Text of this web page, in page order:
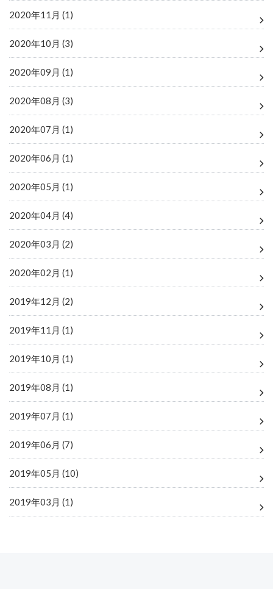
2020年11月 (1)
2020年10月 (3)
2020年09月 (1)
2020年08月 (3)
2020年07月 (1)
2020年06月 (1)
2020年05月 (1)
2020年04月 (4)
2020年03月 (2)
2020年02月 (1)
2019年12月 (2)
2019年11月 (1)
2019年10月 (1)
2019年08月 (1)
2019年07月 (1)
2019年06月 (7)
2019年05月 (10)
2019年03月 (1)